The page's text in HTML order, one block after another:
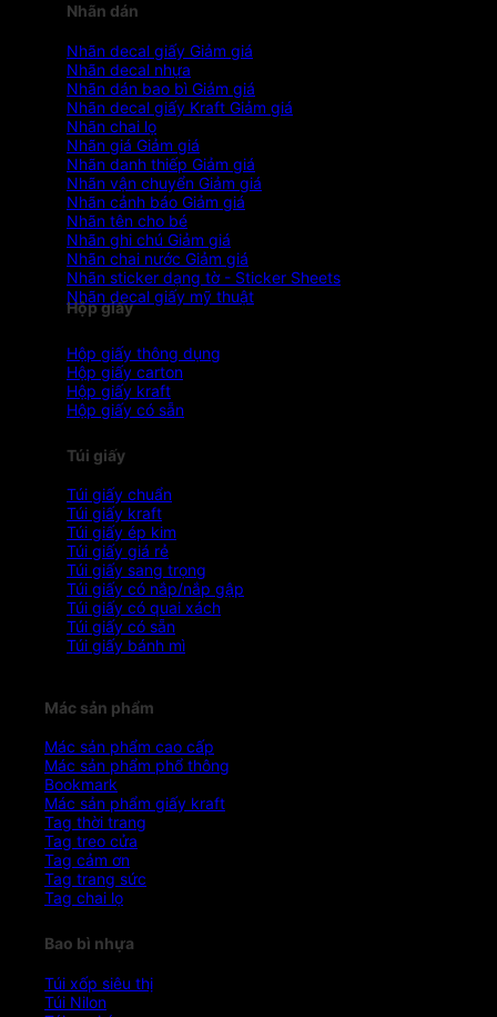
Nhãn dán
Nhãn decal giấy
Nhãn decal nhựa
Nhãn dán bao bì
Nhãn decal giấy Kraft
Nhãn chai lọ
Nhãn giá
Nhãn danh thiếp
Nhãn vận chuyển
Nhãn cảnh báo
Nhãn tên cho bé
Nhãn ghi chú
Nhãn chai nước
Nhãn sticker dạng tờ - Sticker Sheets
Nhãn decal giấy mỹ thuật
Hộp giấy
Hộp giấy thông dụng
Hộp giấy carton
Hộp giấy kraft
Hộp giấy có sẵn
Túi giấy
Túi giấy chuẩn
Túi giấy kraft
Túi giấy ép kim
Túi giấy giá rẻ
Túi giấy sang trọng
Túi giấy có nắp/nắp gập
Túi giấy có quai xách
Túi giấy có sẵn
Túi giấy bánh mì
Mác sản phẩm
Mác sản phẩm cao cấp
Mác sản phẩm phổ thông
Bookmark
Mác sản phẩm giấy kraft
Tag thời trang
Tag treo cửa
Tag cảm ơn
Tag trang sức
Tag chai lọ
Bao bì nhựa
Túi xốp siêu thị
Túi Nilon